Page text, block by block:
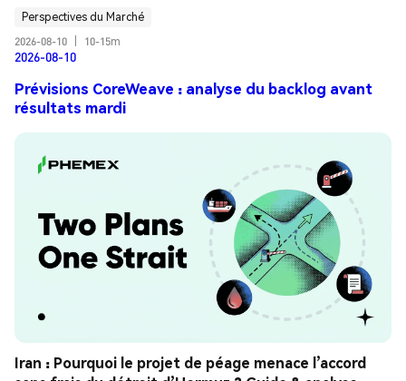
Perspectives du Marché
2026-08-10
10-15m
2026-08-10
Prévisions CoreWeave : analyse du backlog avant
résultats mardi
Iran : Pourquoi le projet de péage menace l’accord